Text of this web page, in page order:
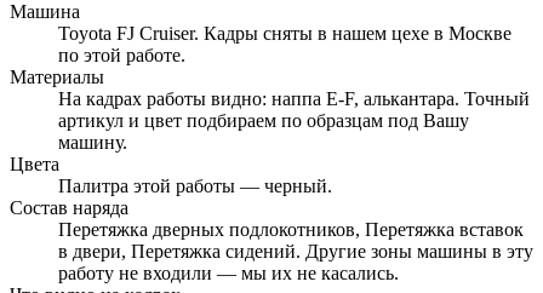
Машина
Toyota FJ Cruiser. Кадры сняты в нашем цехе в Москве
по этой работе.
Материалы
На кадрах работы видно: наппа E-F, алькантара. Точный
артикул и цвет подбираем по образцам под Вашу
машину.
Цвета
Палитра этой работы — черный.
Состав наряда
Перетяжка дверных подлокотников, Перетяжка вставок
в двери, Перетяжка сидений. Другие зоны машины в эту
работу не входили — мы их не касались.